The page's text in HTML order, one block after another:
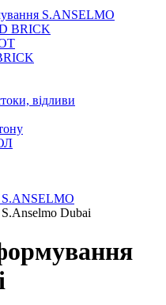
S.ANSELMO
BRICK
відливи
S.ANSELMO
Dubai